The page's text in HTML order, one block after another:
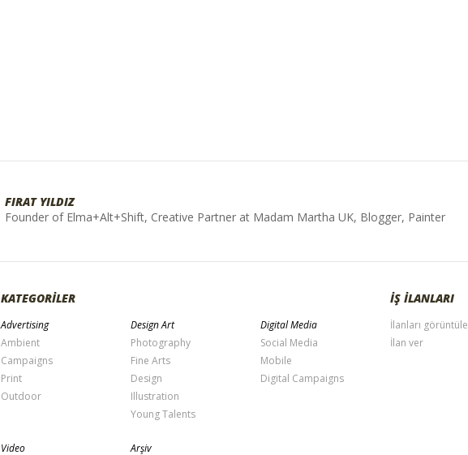
FIRAT YILDIZ
Founder of Elma+Alt+Shift, Creative Partner at Madam Martha UK, Blogger, Painter
KATEGORİLER
Advertising
Ambient
Campaigns
Print
Outdoor
Design Art
Photography
Fine Arts
Design
Illustration
Young Talents
Digital Media
Social Media
Mobile
Digital Campaigns
Video Arşiv
İŞ İLANLARI
İlanları görüntüle
İlan ver